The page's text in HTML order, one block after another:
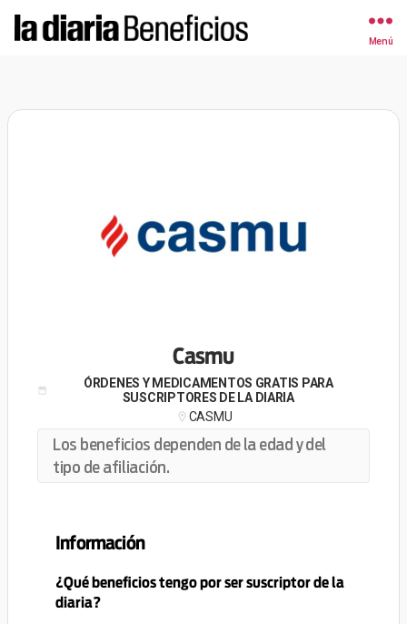
Beneficios
Menú
Casmu
ÓRDENES Y MEDICAMENTOS GRATIS PARA
SUSCRIPTORES DE LA DIARIA
CASMU
Los beneficios dependen de la edad y del
tipo de afiliación.
Información
¿Qué beneficios tengo por ser suscriptor de la
diaria?